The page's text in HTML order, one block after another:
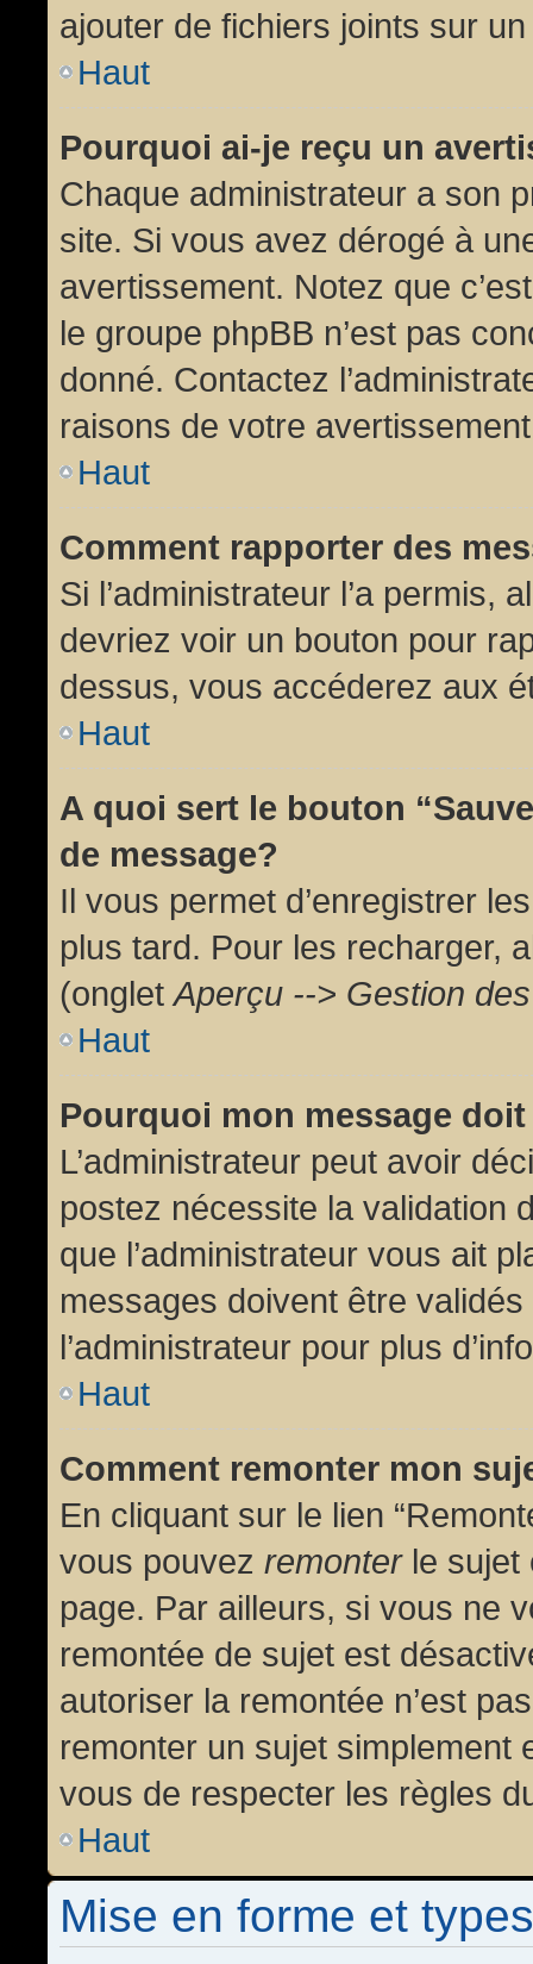
ajouter de fichiers joints sur
Haut
Pourquoi ai-je reçu un
Chaque administrateur a son
site. Si vous avez dérogé à
avertissement. Notez que
le groupe phpBB n’est pas
donné. Contactez
raisons de votre
Haut
Comment rapporter des
Si l’administrateur l’a permis,
devriez voir un bouton pour
dessus, vous accéderez aux
Haut
A quoi sert le bouton
de message?
Il vous permet d’enregistrer
plus tard. Pour les recharger,
(ongletAperçu --> Gestion
Haut
Pourquoi mon message
L’administrateur peut avoir
postez nécessite la validation
que l’administrateur vous ait
messages doivent être
l’administrateur pour plus
Haut
Comment remonter mon
En cliquant sur le lien
vous pouvez remonterle sujet
page. Par ailleurs, si vous ne
remontée de sujet est
autoriser la remontée n’est
remonter un sujet simplement
vous de respecter les règles
Haut
Mise en forme et